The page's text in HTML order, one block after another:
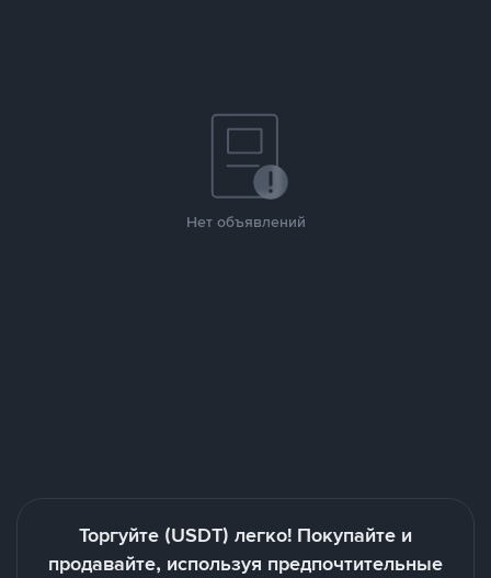
Нет объявлений
Торгуйте (USDT) легко! Покупайте и
продавайте, используя предпочтительные